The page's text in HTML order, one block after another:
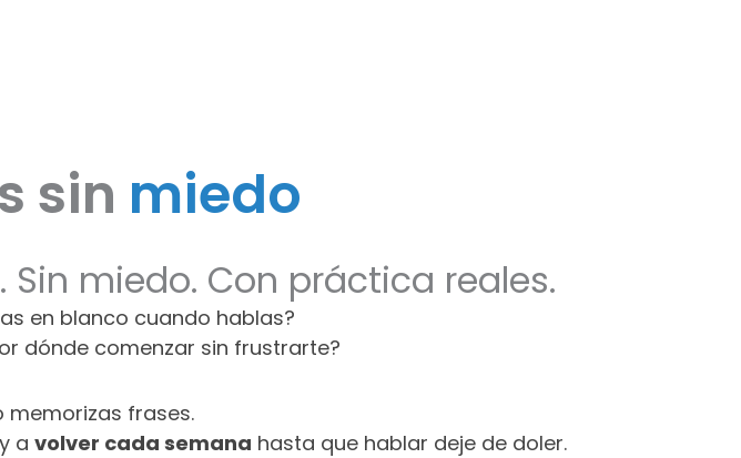
sin miedo
miedo. Con práctica reales.
en blanco cuando hablas?
dónde comenzar sin frustrarte?
memorizas frases.
a volver cada semana hasta que hablar deje de doler.